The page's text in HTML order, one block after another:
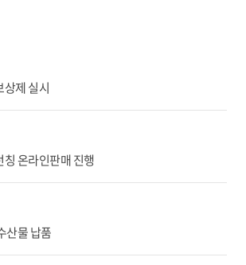
상제 실시
온라인판매 진행
산물 납품